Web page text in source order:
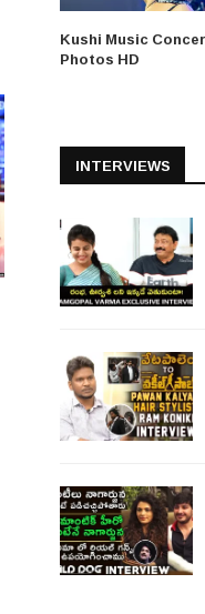
Kushi Music
Photos HD
INTERVIEWS